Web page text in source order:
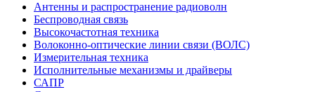
Антенны и распространение радиоволн
Беспроводная связь
Высокочастотная техника
Волоконно-оптические линии связи (ВОЛС)
Измерительная техника
Исполнительные механизмы и драйверы
САПР